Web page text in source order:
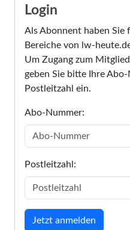
Login
Als Abonnent haben
Bereiche von lw-
Um Zugang zum
geben Sie bitte Ihre
Postleitzahl ein.
Abo-Nummer:
Postleitzahl: